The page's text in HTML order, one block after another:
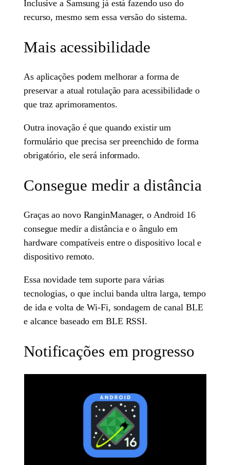
Inclusive a Samsung já está fazendo uso do
recurso, mesmo sem essa versão do sistema.
Mais acessibilidade
As aplicações podem melhorar a forma de
preservar a atual rotulação para acessibilidade o
que traz aprimoramentos.
Outra inovação é que quando existir um
formulário que precisa ser preenchido de forma
obrigatório, ele será informado.
Consegue medir a distância
Graças ao novo RanginManager, o Android 16
consegue medir a distância e o ângulo em
hardware compatíveis entre o dispositivo local e
dispositivo remoto.
Essa novidade tem suporte para várias
tecnologias, o que inclui banda ultra larga, tempo
de ida e volta de Wi-Fi, sondagem de canal BLE
e alcance baseado em BLE RSSI.
Notificações em progresso